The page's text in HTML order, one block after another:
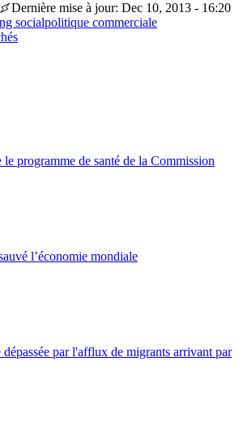
Dernière mise à jour: Dec 10, 2013 - 16:20
socialpolitique commerciale
le programme de santé de la Commission
l’économie mondiale
par l'afflux de migrants arrivant par